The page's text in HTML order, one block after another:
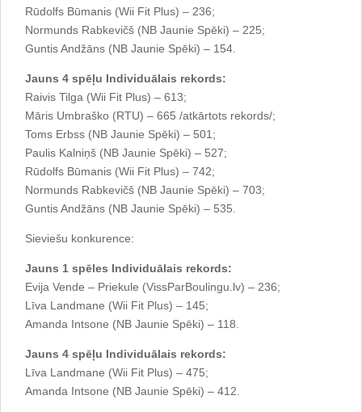
Rūdolfs Būmanis (Wii Fit Plus) – 236;
Normunds Rabkevičš (NB Jaunie Spēki) – 225;
Guntis Andžāns (NB Jaunie Spēki) – 154.
Jauns 4 spēļu Individuālais rekords:
Raivis Tilga (Wii Fit Plus) – 613;
Māris Umbraško (RTU) – 665 /atkārtots rekords/;
Toms Erbss (NB Jaunie Spēki) – 501;
Paulis Kalniņš (NB Jaunie Spēki) – 527;
Rūdolfs Būmanis (Wii Fit Plus) – 742;
Normunds Rabkevičš (NB Jaunie Spēki) – 703;
Guntis Andžāns (NB Jaunie Spēki) – 535.
Sieviešu konkurence:
Jauns 1 spēles Individuālais rekords:
Evija Vende – Priekule (VissParBoulingu.lv) – 236;
Līva Landmane (Wii Fit Plus) – 145;
Amanda Intsone (NB Jaunie Spēki) – 118.
Jauns 4 spēļu Individuālais rekords:
Līva Landmane (Wii Fit Plus) – 475;
Amanda Intsone (NB Jaunie Spēki) – 412.